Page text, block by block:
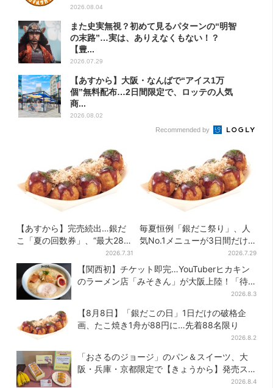
2026.08.04
また史実無視？初めて見るパターンの“明智
の末路”…実は、ありえなくもない！？
【豊...
2026.07.29
【あすから】大阪・なんばで“アイス1万
個”無料配布…2日間限定で、ロッテの人気
商...
2026.08.02
Recommended by
【あすから】完売続出…銀だ
こ「夏の回数券」、“最大2811
2026.7.31
毎夏恒例「銀だこ祭り」、人
気No.1メニューが3日間だけ
2026.7.29
【関西初】チケット即完…YouTuberヒカキン
のラーメン店「みそきん」が大阪上陸！「待
2026.8.3
【8月8日】「銀だこの日」1日だけの破格企
画、たこ焼き1舟が88円に…先着88名限り
2026.8.2
「おさるのジョージ」のパン＆スイーツ、大
阪・兵庫・京都限定で【きょうから】発売ス
2026.8.4